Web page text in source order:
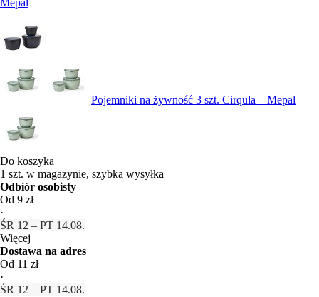
Pojemniki na żywność 3 szt. Cirqula – Mepal
Do koszyka
1 szt. w magazynie, szybka wysyłka
Odbiór osobisty
Od 9 zł
·
ŚR 12 – PT 14.08.
Więcej
Dostawa na adres
Od 11 zł
·
ŚR 12 – PT 14.08.